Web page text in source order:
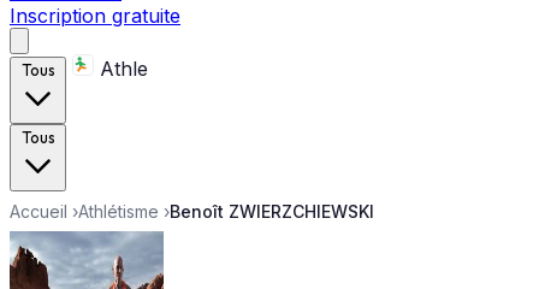
Inscription gratuite
Tous Athle
Tous
Accueil ›Athlétisme ›Benoît ZWIERZCHIEWSKI